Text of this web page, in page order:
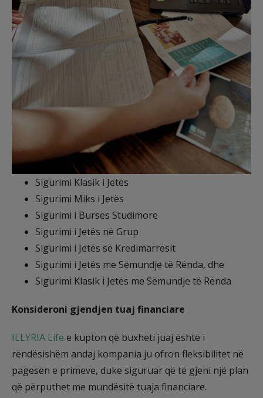
Sigurimi Klasik i Jetës
Sigurimi Miks i Jetës
Sigurimi i Bursës Studimore
Sigurimi i Jetës në Grup
Sigurimi i Jetës së Kredimarrësit
Sigurimi i Jetës me Sëmundje të Rënda, dhe
Sigurimi Klasik i Jetës me Sëmundje të Rënda
Konsideroni gjendjen tuaj financiare
ILLYRIA Life e kupton që buxheti juaj është i
rëndësishëm andaj kompania ju ofron fleksibilitet në
pagesën e primeve, duke siguruar që të gjeni një plan
që përputhet me mundësitë tuaja financiare.